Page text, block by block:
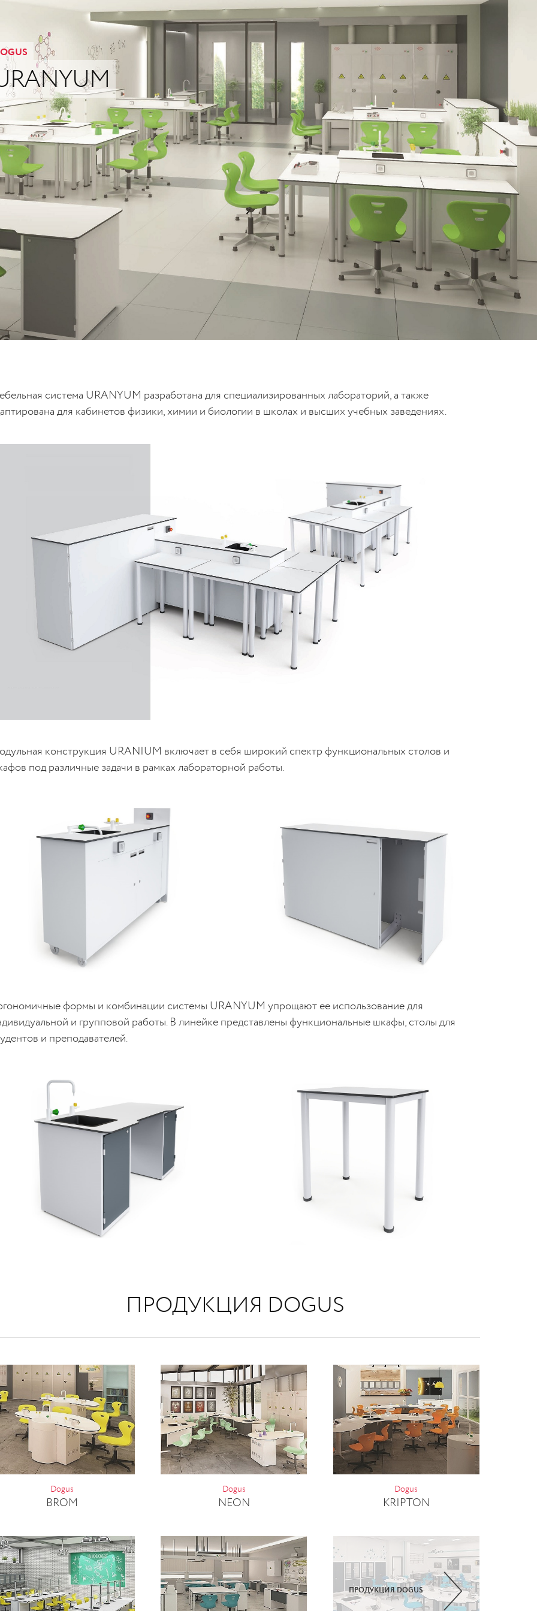
система URANYUM разработана для специализированных лабораторий, а также
для кабинетов физики, химии и биологии в школах и высших учебных заведениях.
конструкция URANIUM включает в себя широкий спектр функциональных столов и
под различные задачи в рамках лабораторной работы.
формы и комбинации системы URANYUM упрощают ее использование для
и групповой работы. В линейке представлены функциональные шкафы, столы для
и преподавателей.
ПРОДУКЦИЯ DOGUS
Dogus
BROM
Dogus
NEON
Dogus
KRIPTON
ПРОДУКЦИЯ DOGUS